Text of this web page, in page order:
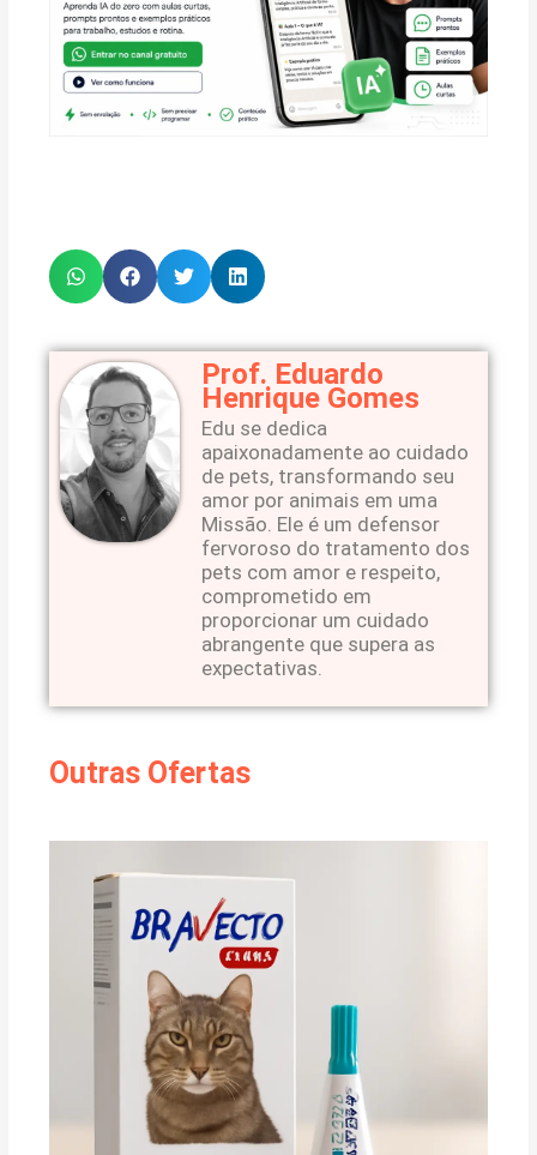
Prof. Eduardo
Henrique Gomes
Edu se dedica
apaixonadamente ao cuidado
de pets, transformando seu
amor por animais em uma
Missão. Ele é um defensor
fervoroso do tratamento dos
pets com amor e respeito,
comprometido em
proporcionar um cuidado
abrangente que supera as
expectativas.
Outras Ofertas